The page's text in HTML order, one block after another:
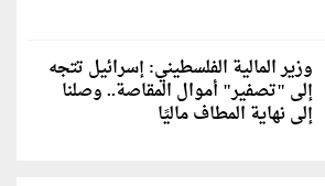
وزير المالية الفلسطيني: إسرائيل تتجه
إلى "تصفير" أموال المقاصة.. وصلنا
إلى نهاية المطاف ماليًا